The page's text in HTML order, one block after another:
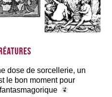
dose de sorcellerie, un
le bon moment pour